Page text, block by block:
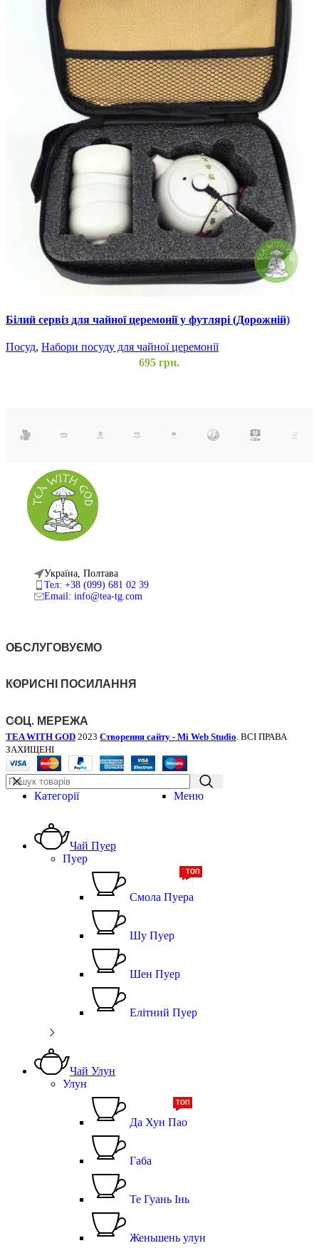
Білий сервіз для чайної церемонії у футлярі (Дорожній)
Посуд, Набори посуду для чайної церемонії
695грн.
Україна, Полтава
Тел: +38 (099) 681 02 39
Email: info@tea-tg.com
ОБСЛУГОВУЄМО
КОРИСНІ ПОСИЛАННЯ
СОЦ. МЕРЕЖА
TEA WITH GOD 2023 Створення сайту - Mi Web Studio. ВСІ ПРАВА
ЗАХИЩЕНІ
Меню
Категорії
Чай Пуер
Пуер
Смола Пуера
ТОП
Шу Пуер
Шен Пуер
Елітний Пуер
ТОП
Чай Улун
Улун
Да Хун Пао
ТОП
Габа
Те Гуань Інь
Женьшень улун